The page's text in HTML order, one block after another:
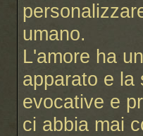
umano.
L'amore ha
apparato e la
evocative e
ci abbia mai